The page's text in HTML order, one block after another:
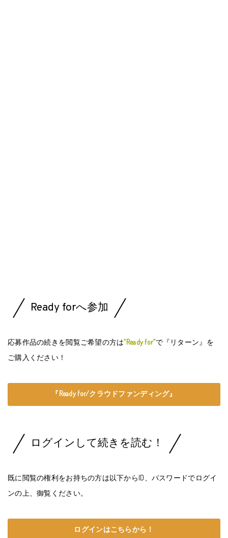
Ready forへ参加
応募作品の続きを閲覧ご希望の方は“Ready for”で『リターン』を
ご購入ください！
『Ready for/クラウドファンディング』
ログインして続きを読む！
既に閲覧の権利をお持ちの方は以下からID、パスワードでログイ
ンの上、御覧ください。
ログインはこちらから！